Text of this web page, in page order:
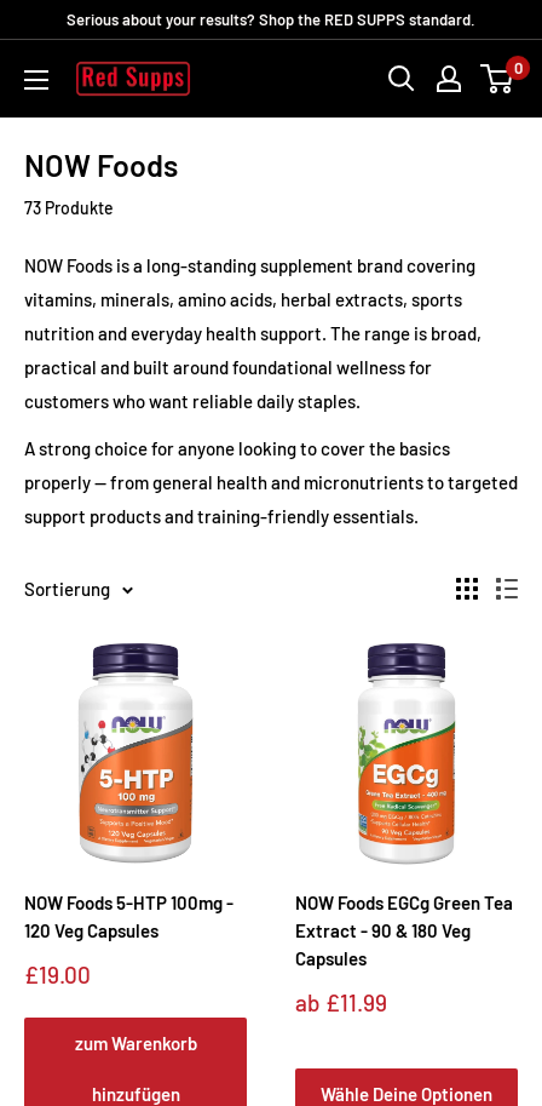
Inhalt
Serious about your results? Shop the RED SUPPS standard.
RED
0
NOW Foods
73 Produkte
NOW Foods is a long-standing supplement brand covering
vitamins, minerals, amino acids, herbal extracts, sports
nutrition and everyday health support. The range is broad,
practical and built around foundational wellness for
customers who want reliable daily staples.
A strong choice for anyone looking to cover the basics
properly — from general health and micronutrients to targeted
support products and training-friendly essentials.
Sortierung
NOW Foods 5-HTP 100mg -
120 Veg Capsules
Sonderpreis
£19.00
zum Warenkorb
hinzufügen
NOW Foods EGCg Green Tea
Extract - 90 & 180 Veg
Capsules
Sonderpreis
ab £11.99
Wähle Deine Optionen